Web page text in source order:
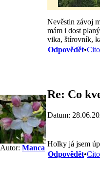
Nevěstin závoj
mám i dost
vika, štírovník,
Odpovědět•
Autor: Manca
Re: Co
Datum:
Holky já jsem
Odpovědět•